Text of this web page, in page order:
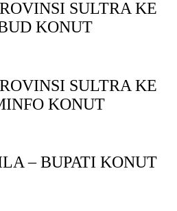
SULTRA KE
KONUT
SULTRA KE
KONUT
– BUPATI KONUT